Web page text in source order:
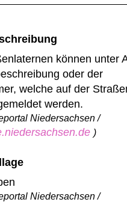
können unter
oder der
welche auf der
werden.
Niedersachsen /
)
Niedersachsen /